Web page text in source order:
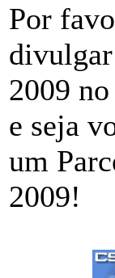
Por
2009 no
e seja
um
2009!